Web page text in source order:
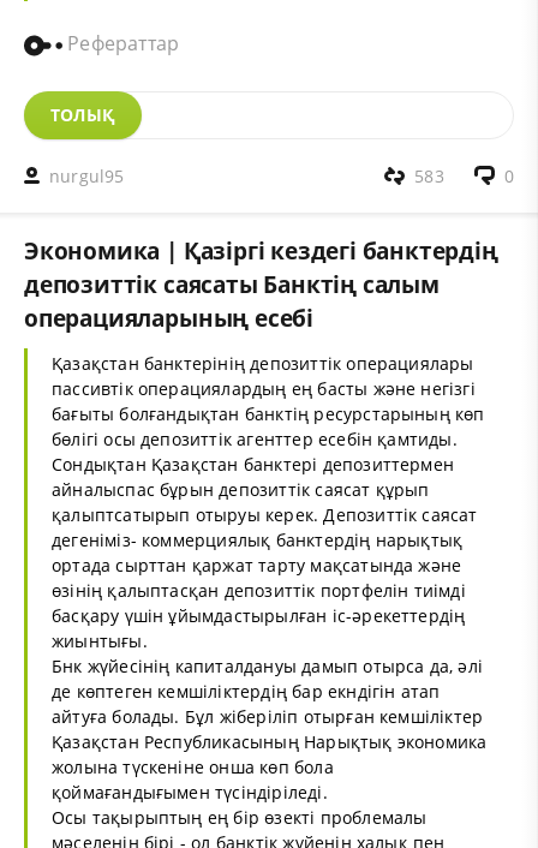
Рефераттар
ТОЛЫҚ
nurgul95 0
583
Экономика | Қазіргі кездегі банктердің
депозиттік саясаты Банктің салым
операцияларының есебі
Қазақстан банктерінің депозиттік операциялары
пассивтік операциялардың ең басты және негізгі
бағыты болғандықтан банктің ресурстарының көп
бөлігі осы депозиттік агенттер есебін қамтиды.
Сондықтан Қазақстан банктері депозиттермен
айналыспас бұрын депозиттік саясат құрып
қалыптсатырып отыруы керек. Депозиттік саясат
дегеніміз- коммерциялық банктердің нарықтық
ортада сырттан қаржат тарту мақсатында және
өзінің қалыптасқан депозиттік портфелін тиімді
басқару үшін ұйымдастырылған іс-әрекеттердің
жиынтығы.
Бнк жүйесінің капиталдануы дамып отырса да, әлі
де көптеген кемшіліктердің бар екндігін атап
айтуға болады. Бұл жіберіліп отырған кемшіліктер
Қазақстан Республикасының Нарықтық экономика
жолына түскеніне онша көп бола
қоймағандығымен түсіндіріледі.
Осы тақырыптың ең бір өзекті проблемалы
мәселенің бірі - ол банктік жүйенің халық пен